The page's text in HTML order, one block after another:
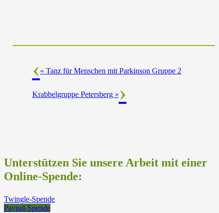
« Tanz für Menschen mit Parkinson Gruppe 2
Krabbelgruppe Petersberg »
Unterstützen Sie unsere Arbeit mit einer
Online-Spende:
Twingle-Spende
Paypal-Spende